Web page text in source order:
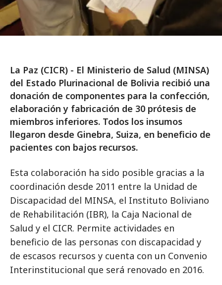
La Paz (CICR) - El Ministerio de Salud (MINSA)
del Estado Plurinacional de Bolivia recibió una
donación de componentes para la confección,
elaboración y fabricación de 30 prótesis de
miembros inferiores. Todos los insumos
llegaron desde Ginebra, Suiza, en beneficio de
pacientes con bajos recursos.
Esta colaboración ha sido posible gracias a la
coordinación desde 2011 entre la Unidad de
Discapacidad del MINSA, el Instituto Boliviano
de Rehabilitación (IBR), la Caja Nacional de
Salud y el CICR. Permite actividades en
beneficio de las personas con discapacidad y
de escasos recursos y cuenta con un Convenio
Interinstitucional que será renovado en 2016.